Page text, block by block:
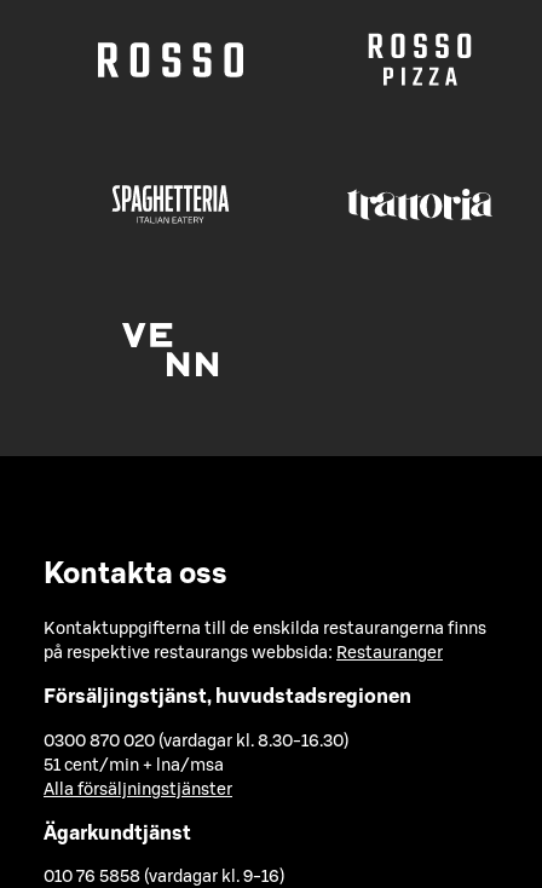
Kontakta oss
Kontaktuppgifterna till de enskilda restaurangerna finns
på respektive restaurangs webbsida: Restauranger
Försäljingstjänst, huvudstadsregionen
0300 870 020 (vardagar kl. 8.30-16.30)
51 cent/min + lna/msa
Alla försäljningstjänster
Ägarkundtjänst
010 76 5858 (vardagar kl. 9-16)